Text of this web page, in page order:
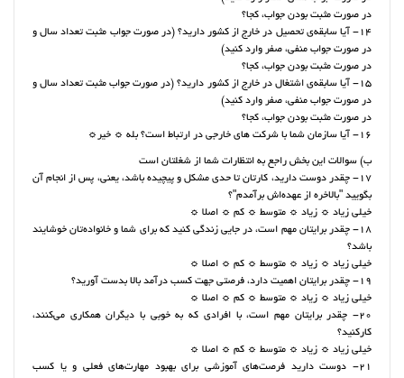
در صورت مثبت بودن جواب، کجا؟
14- آیا سابقه‌ی تحصیل در خارج از کشور دارید؟ (در صورت جواب مثبت تعداد سال و
در صورت جواب منفی، صفر وارد کنید)
در صورت مثبت بودن جواب، کجا؟
15- آیا سابقه‌ی اشتغال در خارج از کشور دارید؟ (در صورت جواب مثبت تعداد سال و
در صورت جواب منفی، صفر وارد کنید)
در صورت مثبت بودن جواب، کجا؟
16- آیا سازمان شما با شرکت های خارجی در ارتباط است؟ بله ☼ خیر☼
ب) سوالات این بخش راجع به انتظارات شما از شغلتان است
17- چقدر دوست دارید، کارتان تا حدی مشکل و پیچیده باشد، یعنی، پس از انجام آن
بگویید "بالاخره از عهده‌اش برآمدم"؟
خیلی زیاد ☼ زیاد ☼ متوسط ☼ کم ☼ اصلا ☼
18- چقدر برایتان مهم است، در جایی زندگی کنید که برای شما و خانواده‌تان خوشایند
باشد؟
خیلی زیاد ☼ زیاد ☼ متوسط ☼ کم ☼ اصلا ☼
19- چقدر برایتان اهمیت دارد، فرصتی جهت کسب درآمد بالا بدست آورید؟
خیلی زیاد ☼ زیاد ☼ متوسط ☼ کم ☼ اصلا ☼
20- چقدر برایتان مهم است، با افرادی که به خوبی با دیگران همکاری می‌کنند،
کارکنید؟
خیلی زیاد ☼ زیاد ☼ متوسط ☼ کم ☼ اصلا ☼
21- دوست دارید فرصت‌های آموزشی برای بهبود مهارت‌های فعلی و یا کسب